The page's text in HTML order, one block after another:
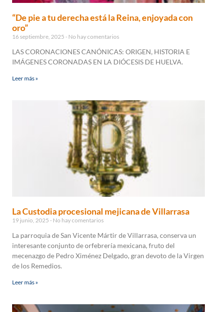
“De pie a tu derecha está la Reina, enjoyada con
oro”
16 septiembre, 2025 No hay comentarios
LAS CORONACIONES CANÓNICAS: ORIGEN, HISTORIA E
IMÁGENES CORONADAS EN LA DIÓCESIS DE HUELVA.
Leer más »
La Custodia procesional mejicana de Villarrasa
19 junio, 2025 No hay comentarios
La parroquia de San Vicente Mártir de Villarrasa, conserva un
interesante conjunto de orfebrería mexicana, fruto del
mecenazgo de Pedro Ximénez Delgado, gran devoto de la Virgen
de los Remedios.
Leer más »